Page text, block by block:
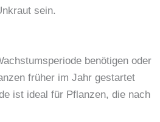
sein.
benötigen oder
früher im Jahr gestartet
ist ideal für Pflanzen, die nach